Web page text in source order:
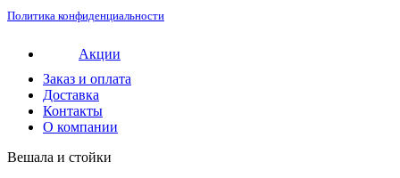
Политика конфиденциальности
Акции
Заказ и оплата
Доставка
Контакты
О компании
Вешала и стойки